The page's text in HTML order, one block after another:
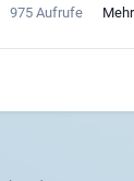
975 Aufrufe